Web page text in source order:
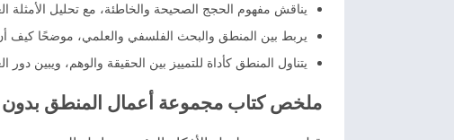
يناقش مفهوم الحجج الصحيحة والخاطئة، مع تحليل الأمثلة
يربط بين المنطق والبحث الفلسفي والعلمي، موضحًا كيف
يتناول المنطق كأداة للتمييز بين الحقيقة والوهم، ويبين دور
ملخص كتاب مجموعة أعمال المنطق